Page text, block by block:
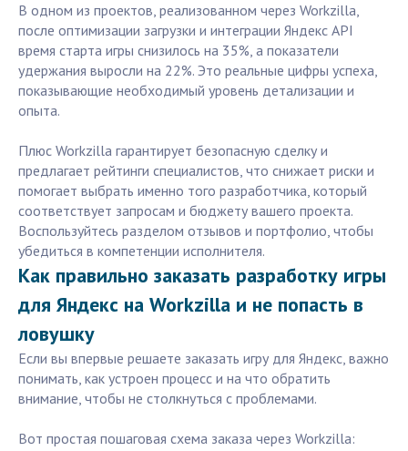
В одном из проектов, реализованном через Workzilla,
после оптимизации загрузки и интеграции Яндекс API
время старта игры снизилось на 35%, а показатели
удержания выросли на 22%. Это реальные цифры успеха,
показывающие необходимый уровень детализации и
опыта.
Плюс Workzilla гарантирует безопасную сделку и
предлагает рейтинги специалистов, что снижает риски и
помогает выбрать именно того разработчика, который
соответствует запросам и бюджету вашего проекта.
Воспользуйтесь разделом отзывов и портфолио, чтобы
убедиться в компетенции исполнителя.
Как правильно заказать разработку игры
для Яндекс на Workzilla и не попасть в
ловушку
Если вы впервые решаете заказать игру для Яндекс, важно
понимать, как устроен процесс и на что обратить
внимание, чтобы не столкнуться с проблемами.
Вот простая пошаговая схема заказа через Workzilla: